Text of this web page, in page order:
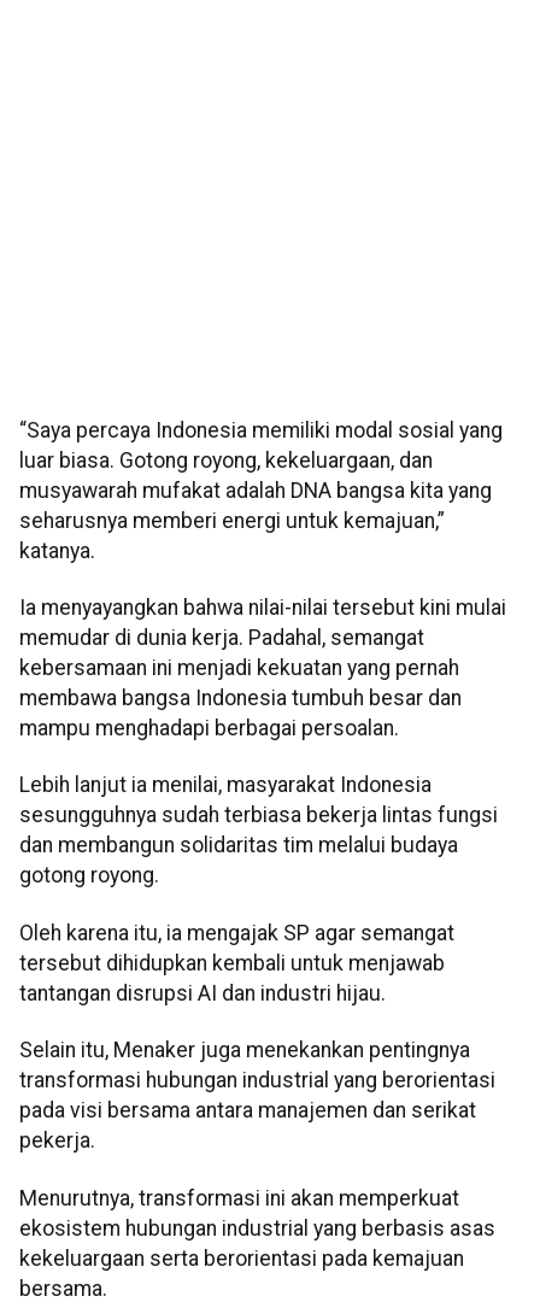
“Saya percaya Indonesia memiliki modal sosial yang
luar biasa. Gotong royong, kekeluargaan, dan
musyawarah mufakat adalah DNA bangsa kita yang
seharusnya memberi energi untuk kemajuan,”
katanya.
Ia menyayangkan bahwa nilai-nilai tersebut kini mulai
memudar di dunia kerja. Padahal, semangat
kebersamaan ini menjadi kekuatan yang pernah
membawa bangsa Indonesia tumbuh besar dan
mampu menghadapi berbagai persoalan.
Lebih lanjut ia menilai, masyarakat Indonesia
sesungguhnya sudah terbiasa bekerja lintas fungsi
dan membangun solidaritas tim melalui budaya
gotong royong.
Oleh karena itu, ia mengajak SP agar semangat
tersebut dihidupkan kembali untuk menjawab
tantangan disrupsi AI dan industri hijau.
Selain itu, Menaker juga menekankan pentingnya
transformasi hubungan industrial yang berorientasi
pada visi bersama antara manajemen dan serikat
pekerja.
Menurutnya, transformasi ini akan memperkuat
ekosistem hubungan industrial yang berbasis asas
kekeluargaan serta berorientasi pada kemajuan
bersama.